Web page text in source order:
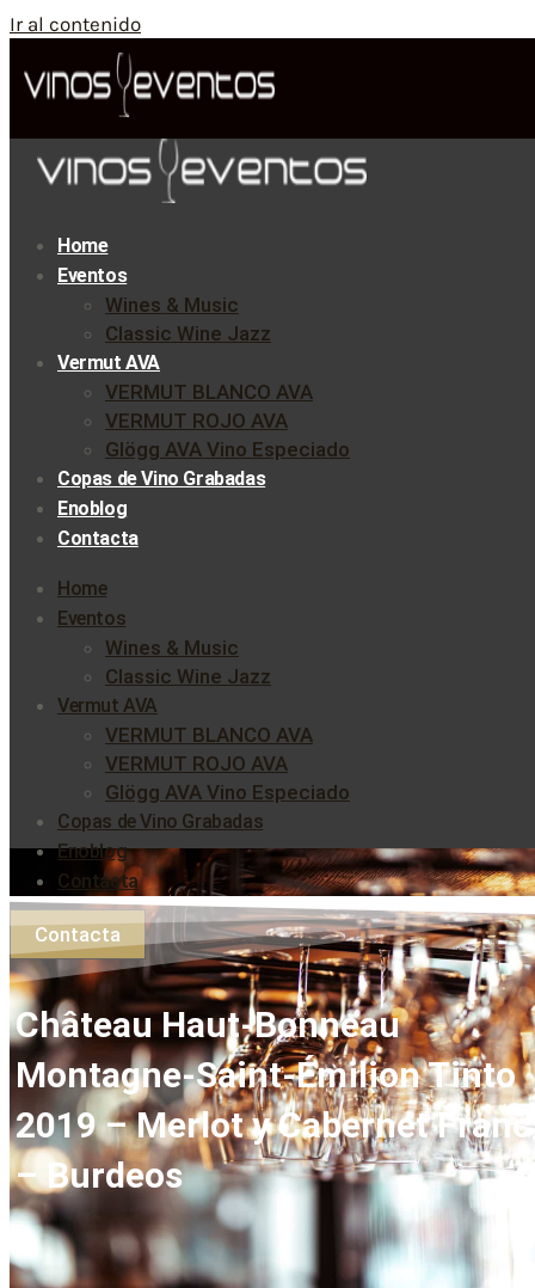
Ir al contenido
Home
Eventos
Wines & Music
Classic Wine Jazz
Vermut AVA
VERMUT BLANCO AVA
VERMUT ROJO AVA
Glögg AVA Vino Especiado
Copas de Vino Grabadas
Enoblog
Contacta
Home
Eventos
Wines & Music
Classic Wine Jazz
Vermut AVA
VERMUT BLANCO AVA
VERMUT ROJO AVA
Glögg AVA Vino Especiado
Copas de Vino Grabadas
Enoblog
Contacta
Contacta
Château Haut-Bonneau
Montagne-Saint-Émilion Tinto
2019 – Merlot y Cabernet Franc
– Burdeos